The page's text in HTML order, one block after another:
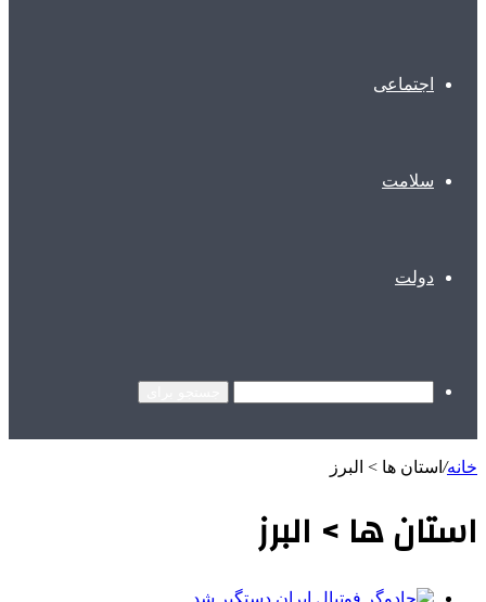
اجتماعی
سلامت
دولت
خانه/ استان ها > البرز
استان ها > البرز